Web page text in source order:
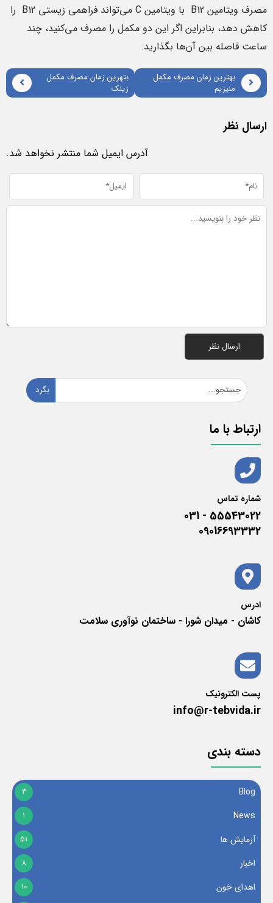
مصرف ویتامین B12 با ویتامین C می‌تواند فراهمی زیستی B12 را
کاهش دهد، بنابراین اگر این دو مکمل را مصرف می‌کنید، چند
ساعت فاصله بین آن‌ها بگذارید.
بهترین زمان مصرف مکمل
منیزیم
بتهرین زمان مصرف مکمل
زینک
ارسال نظر
آدرس ایمیل شما منتشر نخواهد شد.
بگرد
ارتباط با ما
شماره تماس
55543022 - 031
09016693332
ادرس
کاشان - میدان شورا - ساختمان نوآوری سلامت
پست الکترونیک
info@r-tebvida.ir
دسته بندی
Blog
3
News
1
آزمایش ها 51
اخبار 8
اهدای خون 10